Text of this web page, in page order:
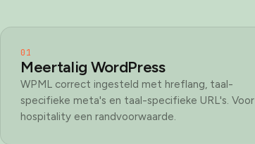
01
Meertalig WordPress
WPML correct ingesteld met hreflang, taal-
specifieke meta's en taal-specifieke URL's. Voor
hospitality een randvoorwaarde.